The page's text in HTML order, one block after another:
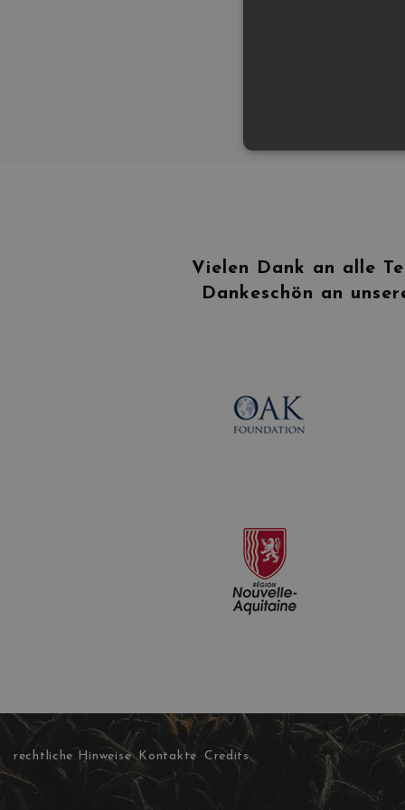
Vielen Dank an alle
Dankeschön an
rechtliche Hinweise Kontakte Credits